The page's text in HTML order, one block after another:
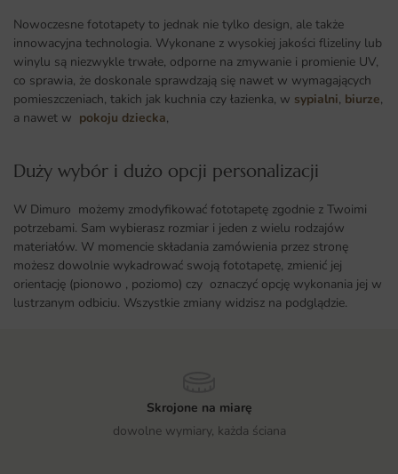
Nowoczesne fototapety to jednak nie tylko design, ale także
innowacyjna technologia. Wykonane z wysokiej jakości flizeliny lub
winylu są niezwykle trwałe, odporne na zmywanie i promienie UV,
co sprawia, że doskonale sprawdzają się nawet w wymagających
pomieszczeniach, takich jak kuchnia czy łazienka, w sypialni, biurze,
a nawet w pokoju dziecka,
Duży wybór i dużo opcji personalizacji ​
W Dimuro możemy zmodyfikować fototapetę zgodnie z Twoimi
potrzebami. Sam wybierasz rozmiar i jeden z wielu rodzajów
materiałów. W momencie składania zamówienia przez stronę
możesz dowolnie wykadrować swoją fototapetę, zmienić jej
orientację (pionowo , poziomo) czy oznaczyć opcję wykonania jej w
lustrzanym odbiciu. Wszystkie zmiany widzisz na podglądzie.
Skrojone na miarę
dowolne wymiary, każda ściana